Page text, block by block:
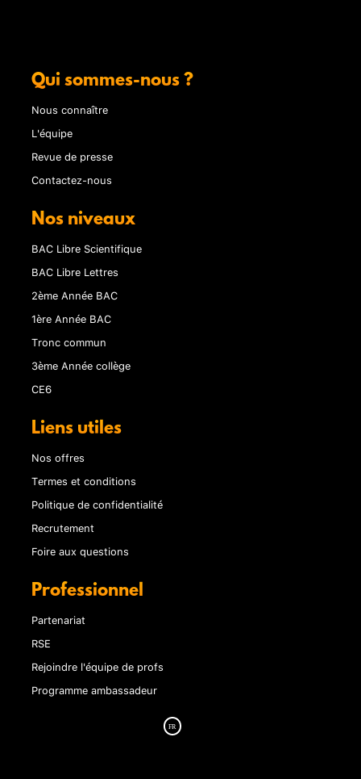
Qui sommes-nous ?
Nous connaître
L'équipe
Revue de presse
Contactez-nous
Nos niveaux
BAC Libre Scientifique
BAC Libre Lettres
2ème Année BAC
1ère Année BAC
Tronc commun
3ème Année collège
CE6
Liens utiles
Nos offres
Termes et conditions
Politique de confidentialité
Recrutement
Foire aux questions
Professionnel
Partenariat
RSE
Rejoindre l'équipe de profs
Programme ambassadeur